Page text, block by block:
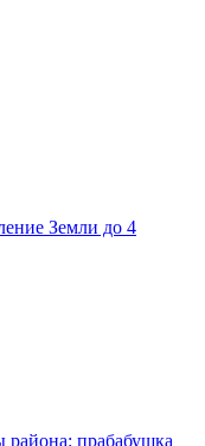
Земли до 4
района: прабабушка